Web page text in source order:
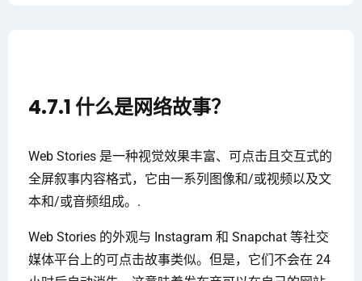
4.7.1 什么是网络故事？
Web Stories 是一种视觉效果丰富、可点击且交互式的
全屏叙事内容格式，它由一系列图像和/或视频以及文
本和/或音频组成。.
Web Stories 的外观与 Instagram 和 Snapchat 等社交
媒体平台上的可点击故事类似。但是，它们不会在 24